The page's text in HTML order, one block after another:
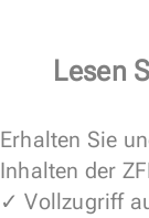
Lesen
Erhalten Sie
Inhalten der
✓ Vollzugriff